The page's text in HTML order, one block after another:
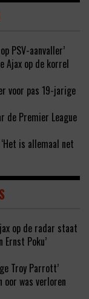
PSV-aanvaller’
Ajax op de korrel
voor pas 19-jarige
de Premier League
is allemaal net
op de radar staat
Poku’
Troy Parrott’
oor was verloren